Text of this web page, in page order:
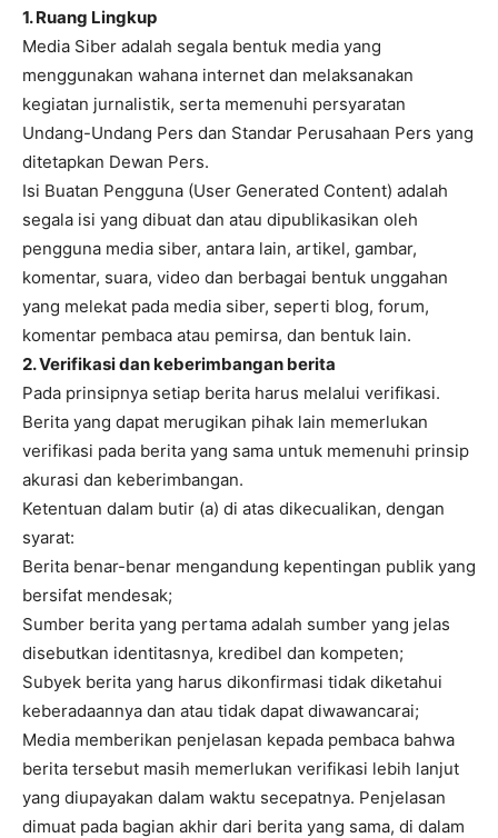
1. Ruang Lingkup
Media Siber adalah segala bentuk media yang
menggunakan wahana internet dan melaksanakan
kegiatan jurnalistik, serta memenuhi persyaratan
Undang-Undang Pers dan Standar Perusahaan Pers yang
ditetapkan Dewan Pers.
Isi Buatan Pengguna (User Generated Content) adalah
segala isi yang dibuat dan atau dipublikasikan oleh
pengguna media siber, antara lain, artikel, gambar,
komentar, suara, video dan berbagai bentuk unggahan
yang melekat pada media siber, seperti blog, forum,
komentar pembaca atau pemirsa, dan bentuk lain.
2. Verifikasi dan keberimbangan berita
Pada prinsipnya setiap berita harus melalui verifikasi.
Berita yang dapat merugikan pihak lain memerlukan
verifikasi pada berita yang sama untuk memenuhi prinsip
akurasi dan keberimbangan.
Ketentuan dalam butir (a) di atas dikecualikan, dengan
syarat:
Berita benar-benar mengandung kepentingan publik yang
bersifat mendesak;
Sumber berita yang pertama adalah sumber yang jelas
disebutkan identitasnya, kredibel dan kompeten;
Subyek berita yang harus dikonfirmasi tidak diketahui
keberadaannya dan atau tidak dapat diwawancarai;
Media memberikan penjelasan kepada pembaca bahwa
berita tersebut masih memerlukan verifikasi lebih lanjut
yang diupayakan dalam waktu secepatnya. Penjelasan
dimuat pada bagian akhir dari berita yang sama, di dalam